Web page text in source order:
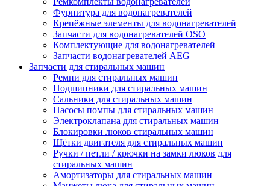
Фурнитура для водонагревателей
Крепёжные элементы для водонагревателей
Запчасти для водонагревателей OSO
Комплектующие для водонагревателей
Запчасти водонагревателей AEG
Запчасти для стиральных машин
Ремни для стиральных машин
Подшипники для стиральных машин
Сальники для стиральных машин
Насосы помпы для стиральных машин
Электроклапана для стиральных машин
Блокировки люков стиральных машин
Щётки двигателя для стиральных машин
Ручки / петли / крючки на замки люков для
стиральных машин
Амортизаторы для стиральных машин